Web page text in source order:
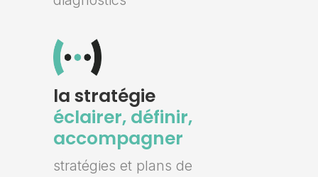
la stratégie
éclairer, définir,
accompagner
stratégies et plans de